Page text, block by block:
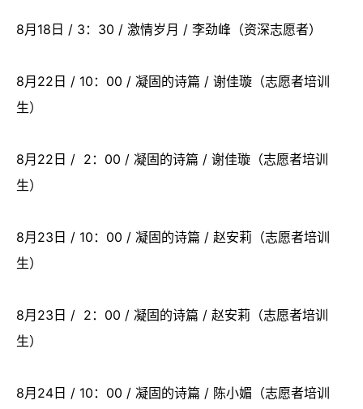
8月18日 / 3：30 / 激情岁月 / 李劲峰（资深志愿者）
8月22日 / 10：00 / 凝固的诗篇 / 谢佳璇（志愿者培训
生）
8月22日 / 2：00 / 凝固的诗篇 / 谢佳璇（志愿者培训
生）
8月23日 / 10：00 / 凝固的诗篇 / 赵安莉（志愿者培训
生）
8月23日 / 2：00 / 凝固的诗篇 / 赵安莉（志愿者培训
生）
8月24日 / 10：00 / 凝固的诗篇 / 陈小媚（志愿者培训